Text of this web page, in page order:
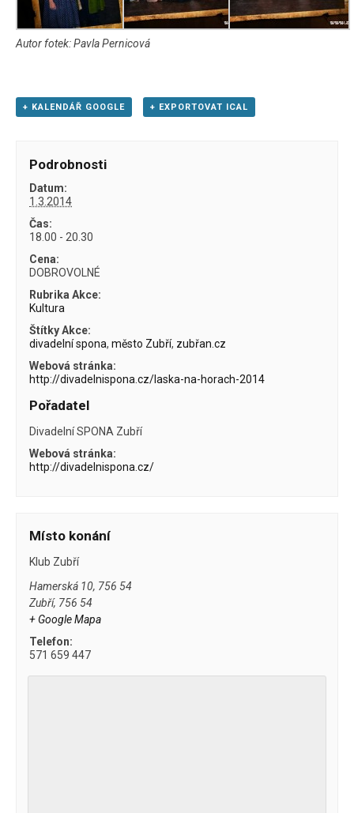
Autor fotek: Pavla Pernicová
+ KALENDÁŘ GOOGLE + EXPORTOVAT ICAL
Podrobnosti
Datum:
1.3.2014
Čas:
18.00 - 20.30
Cena:
DOBROVOLNÉ
Rubrika Akce:
Kultura
Štítky Akce:
divadelní spona,město Zubří, zubřan.cz
Webová stránka:
http://divadelnispona.cz/laska-na-horach-2014
Pořadatel
Divadelní SPONA Zubří
Webová stránka:
http://divadelnispona.cz/
Místo konání
Klub Zubří
Hamerská 10, 756 54
Zubří, 756 54
+ Google Mapa
Telefon:
571 659 447